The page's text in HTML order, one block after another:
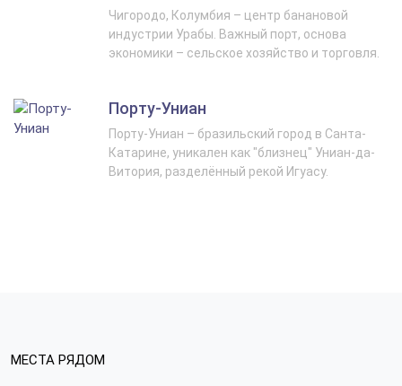
Чигородо, Колумбия – центр банановой
индустрии Урабы. Важный порт, основа
экономики – сельское хозяйство и торговля.
Порту-Униан
Порту-Униан – бразильский город в Санта-
Катарине, уникален как "близнец" Униан-да-
Витория, разделённый рекой Игуасу.
МЕСТА РЯДОМ